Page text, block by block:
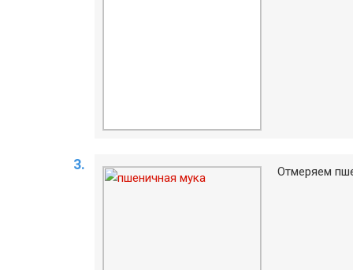
Отмеряем